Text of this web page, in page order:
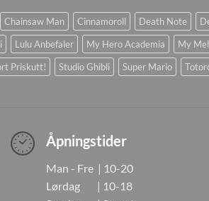
Chainsaw Man Cinnamoroll Death Note
Lulu Anbefaler My Hero Academia My
Priskutt!
Studio Ghibli Super Mario
Åpningstider
Man - Fre | 10-20
Lørdag | 10-18